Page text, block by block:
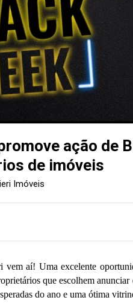
ação de
de imóveis
Imóveis
vem aí! Uma excelente
que escolhem
do ano e uma ótima